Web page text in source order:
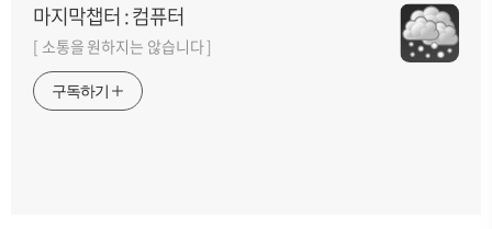
마지막챕터 : 컴퓨터
[ 소통을 원하지는 않습니다 ]
구독하기